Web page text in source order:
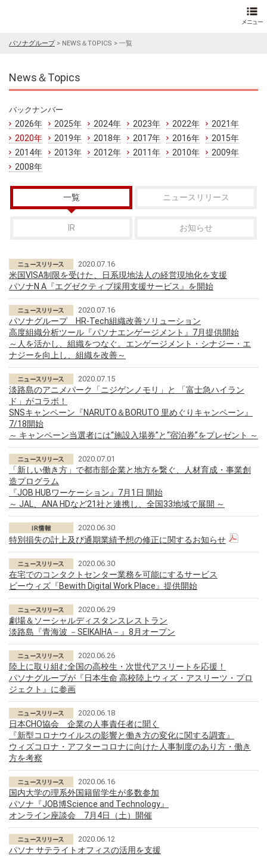
パソナグループ> NEWS＆TOPICS > 一覧
News＆Topics
バックナンバー
2026年 2025年 2024年 2023年 2022年
2021年
2020年
2019年 2018年 2017年 2016年
2015年
2014年
2013年 2012年 2011年 2010年
2009年
2008年
一覧 ニュースリリース
IR お知らせ
2020.07.16
米国VISA制限を受けた、日系現地法人の経営現地化を支援
パソナN A『エグゼクティブ採用支援サービス』を開始
2020.07.16
パソナグループ HR-Tech組織改善ソリューション
高度組織分析ツール『パソナエンゲージメント』7月提供開始
～人を活かし、組織をつなぐ。エンゲージメント・シナジー・エ
ナジーを向上し、組織を改善～
2020.07.15
淡路島のアニメパーク「ニジゲンノモリ」と 「富士急ハイラン
ド」がコラボ！
SNSキャンペーン『NARUTO＆BORUTO 里めぐりキャンペーン』
7/18開始
～ キャンペーン当選者には“施設入場券”と“宿泊券”をプレゼント ～
2020.07.01
「新しい働き方」で都市部企業と地方を繋ぐ、人材育成・事業創
造プログラム
『JOB HUBワーケーション』7月1日 開始
～ JAL、ANA HDなど21社と連携し、全国33地域で展開 ～
2020.06.30
特別損失の計上及び通期業績予想の修正に関するお知らせ
2020.06.30
在宅でのコンタクトセンター業務を可能にするサービス
ビーウィズ『Bewith Digital Work Place』提供開始
2020.06.29
劇場＆ソーシャルディスタンスレストラン
淡路島『青海波 －SEIKAIHA－』8月オープン
2020.06.26
陸上に取り組む全国の高校生・次世代アスリートを応援！
パソナグループが『日本生命 高校陸上ウィズ・アスリーツ・プロ
ジェクト』に参画
2020.06.18
日本CHO協会 企業の人事責任者に聞く
『新型コロナウイルスの影響と働き方の変化に関する調査』
ウィズコロナ・アフターコロナに向けた人事制度のあり方・働き
方を考察
2020.06.16
国内大学の理系外国籍留学生が多数参加
パソナ『JOB博Science and Technology』
オンライン座談会 7月4日（土）開催
2020.06.12
パソナ サテライトオフィスの活用を支援